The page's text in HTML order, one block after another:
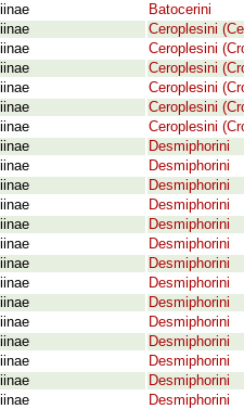
Batocerini
Ceroplesini
Ceroplesini
Ceroplesini
Ceroplesini
Ceroplesini
Ceroplesini
Desmiphorini
Desmiphorini
Desmiphorini
Desmiphorini
Desmiphorini
Desmiphorini
Desmiphorini
Desmiphorini
Desmiphorini
Desmiphorini
Desmiphorini
Desmiphorini
Desmiphorini
Desmiphorini